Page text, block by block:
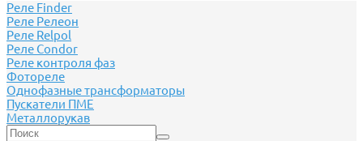
Реле Finder
Реле Релеон
Реле Relpol
Реле Сondor
Реле контроля фаз
Фотореле
Однофазные трансформаторы
Пускатели ПМЕ
Металлорукав